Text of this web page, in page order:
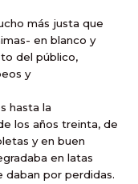
más justa que
en blanco y
del público,
y
hasta la
los años treinta, de
y en buen
en latas
daban por perdidas.